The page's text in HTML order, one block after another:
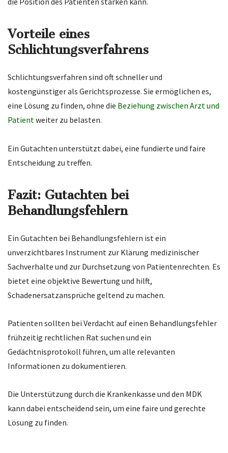
Vorteile eines
Schlichtungsverfahrens
Schlichtungsverfahren sind oft schneller und
kostengünstiger als Gerichtsprozesse. Sie ermöglichen es,
eine Lösung zu finden, ohne die Beziehung zwischen Arzt und
Patientweiter zu belasten.
Ein Gutachten unterstützt dabei, eine fundierte und faire
Entscheidung zu treffen.
Fazit: Gutachten bei
Behandlungsfehlern
Ein Gutachten bei Behandlungsfehlern ist ein
unverzichtbares Instrument zur Klärung medizinischer
Sachverhalte und zur Durchsetzung von Patientenrechten. Es
bietet eine objektive Bewertung und hilft,
Schadenersatzansprüche geltend zu machen.
Patienten sollten bei Verdacht auf einen Behandlungsfehler
frühzeitig rechtlichen Rat suchen und ein
Gedächtnisprotokoll führen, um alle relevanten
Informationen zu dokumentieren.
Die Unterstützung durch die Krankenkasse und den MDK
kann dabei entscheidend sein, um eine faire und gerechte
Lösung zu finden.